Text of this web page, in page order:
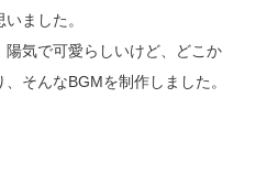
ました。
気で可愛らしいけど、どこか
そんなBGMを制作しました。